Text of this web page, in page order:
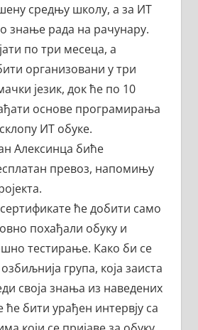
средњу школу, а за ИТ
знање рада на рачунару.
по три месеца, а
организовани у три
језик, док ће по 10
основе програмирања
ИТ обуке.
Алексинца биће
превоз, напомињу
сертификате ће добити само
похађали обуку и
тестирање. Како би се
група, која заиста
своја знања из наведених
ће бити урађен интервју са